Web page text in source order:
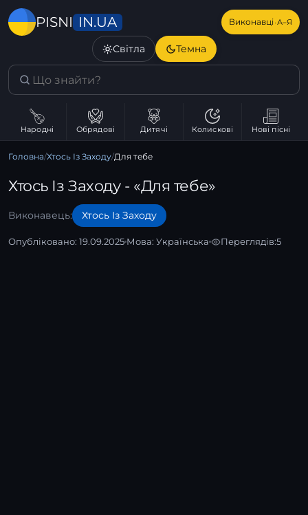
PISNI IN.UA Виконавці·А–Я
Світла Темна
Народні Обрядові Дитячі Колискові Нові пісні
Головна/Хтось Із Заходу/Для тебе
Хтось Із Заходу - «Для тебе»
Виконавець: Хтось Із Заходу
Опубліковано: 19.09.2025 Мова: Українська Переглядів:5